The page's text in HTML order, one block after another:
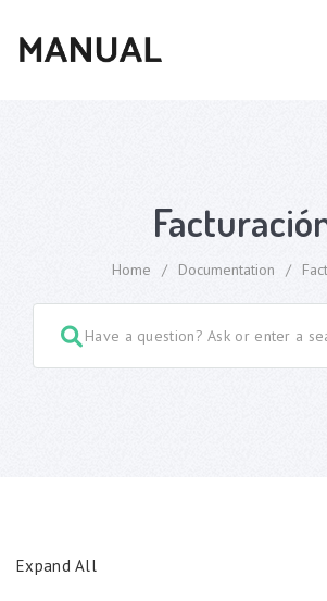
Home / Documentation /
Expand All